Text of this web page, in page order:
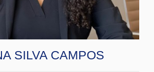
SILVA CAMPOS